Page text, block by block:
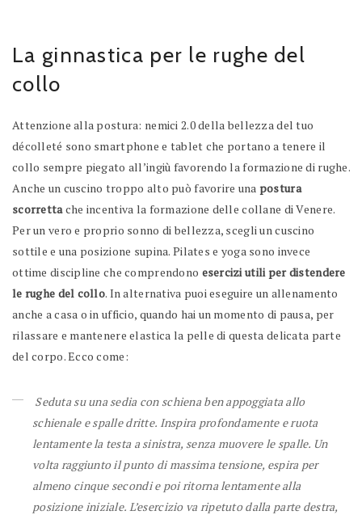
La ginnastica per le rughe del
collo
Attenzione alla postura: nemici 2.0 della bellezza del tuo
décolleté sono smartphone e tablet che portano a tenere il
collo sempre piegato all’ingiù favorendo la formazione di rughe.
Anche un cuscino troppo alto può favorire una postura
scorrettache incentiva la formazione delle collane di Venere.
Per un vero e proprio sonno di bellezza, scegli un cuscino
sottile e una posizione supina. Pilates e yoga sono invece
ottime discipline che comprendono esercizi utili per distendere
le rughe del collo. In alternativa puoi eseguire un allenamento
anche a casa o in ufficio, quando hai un momento di pausa, per
rilassare e mantenere elastica la pelle di questa delicata parte
del corpo. Ecco come:
Seduta su una sedia con schiena ben appoggiata allo
schienale e spalle dritte. Inspira profondamente e ruota
lentamente la testa a sinistra, senza muovere le spalle. Un
volta raggiunto il punto di massima tensione, espira per
almeno cinque secondi e poi ritorna lentamente alla
posizione iniziale. L’esercizio va ripetuto dalla parte destra,